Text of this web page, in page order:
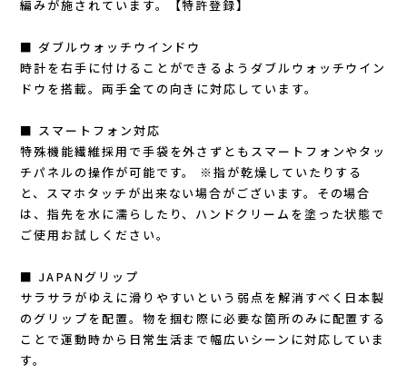
PaaGo WORKS(パーゴワークス)
PRO-TEC(プロテック)
R×L(アールエル)
ranor(ラナー)
RAIDLIGHT(レイドライト)
編みが施されています。【特許登録】
■ ダブルウォッチウインドウ
時計を右手に付けることができるようダブルウォッチウイン
ドウを搭載。両手全ての向きに対応しています。
■ スマートフォン対応
特殊機能繊維採用で手袋を外さずともスマートフォンやタッ
チパネルの操作が可能です。 ※指が乾燥していたりする
と、スマホタッチが出来ない場合がございます。その場合
は、指先を水に濡らしたり、ハンドクリームを塗った状態で
ご使用お試しください。
■ JAPANグリップ
サラサラがゆえに滑りやすいという弱点を解消すべく日本製
のグリップを配置。物を掴む際に必要な箇所のみに配置する
ことで運動時から日常生活まで幅広いシーンに対応していま
す。